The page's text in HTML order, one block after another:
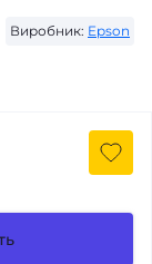
Виробник: Epson